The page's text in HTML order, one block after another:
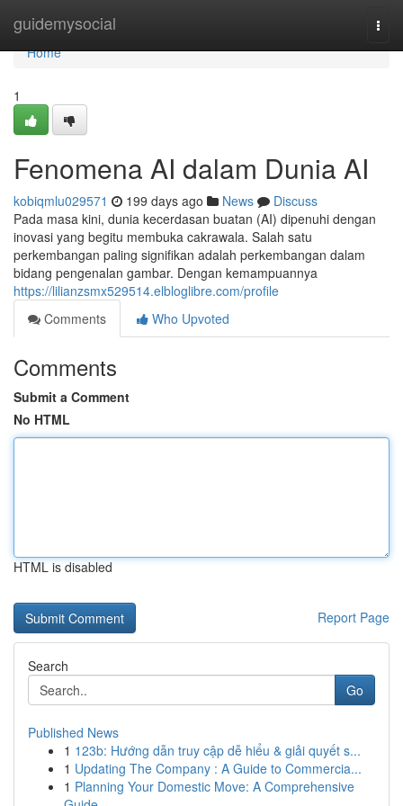
guidemysocial
Home
Home
1
Fenomena AI dalam Dunia AI
kobiqmlu029571 199 days ago News
Discuss
Pada masa kini, dunia kecerdasan buatan (AI) dipenuhi dengan
inovasi yang begitu membuka cakrawala. Salah satu
perkembangan paling signifikan adalah perkembangan dalam
bidang pengenalan gambar. Dengan kemampuannya
https://lilianzsmx529514.elbloglibre.com/profile
Comments
Who Upvoted
Comments
Submit a Comment
No HTML
HTML is disabled
Report Page
Search
Go
Published News
1 123b: Hướng dẫn truy cập dễ hiểu & giải quyết s...
1 Updating The Company : A Guide to Commercia...
1 Planning Your Domestic Move: A Comprehensive